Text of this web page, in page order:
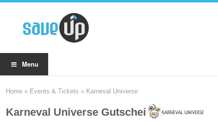
Menu
Home » Events & Tickets » Karneval Universe
Karneval Universe Gutscheine